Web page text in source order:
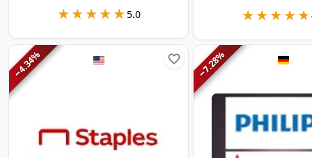
★★★★★
★★★★★5.0 ★★★★★
★★★★★
−
4.34
%
−
7.28
%